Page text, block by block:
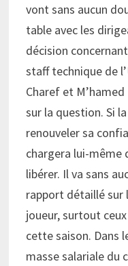
vont sans aucun
table avec les
décision
staff technique de
Charef et
sur la question. Si
renouveler sa
chargera lui-même
libérer. Il va sans
rapport détaillé sur
joueur, surtout
cette saison. Dans
masse salariale du